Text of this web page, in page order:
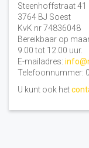
Steenhoffstraat 41
3764 BJ Soest
KvK nr 74836048
Bereikbaar op
9.00 tot 12.00 uur.
E-mailadres:
Telefoonnummer:
U kunt ook het